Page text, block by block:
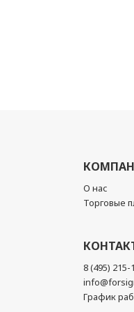
О нас
Торговые
8 (495) 215-
График